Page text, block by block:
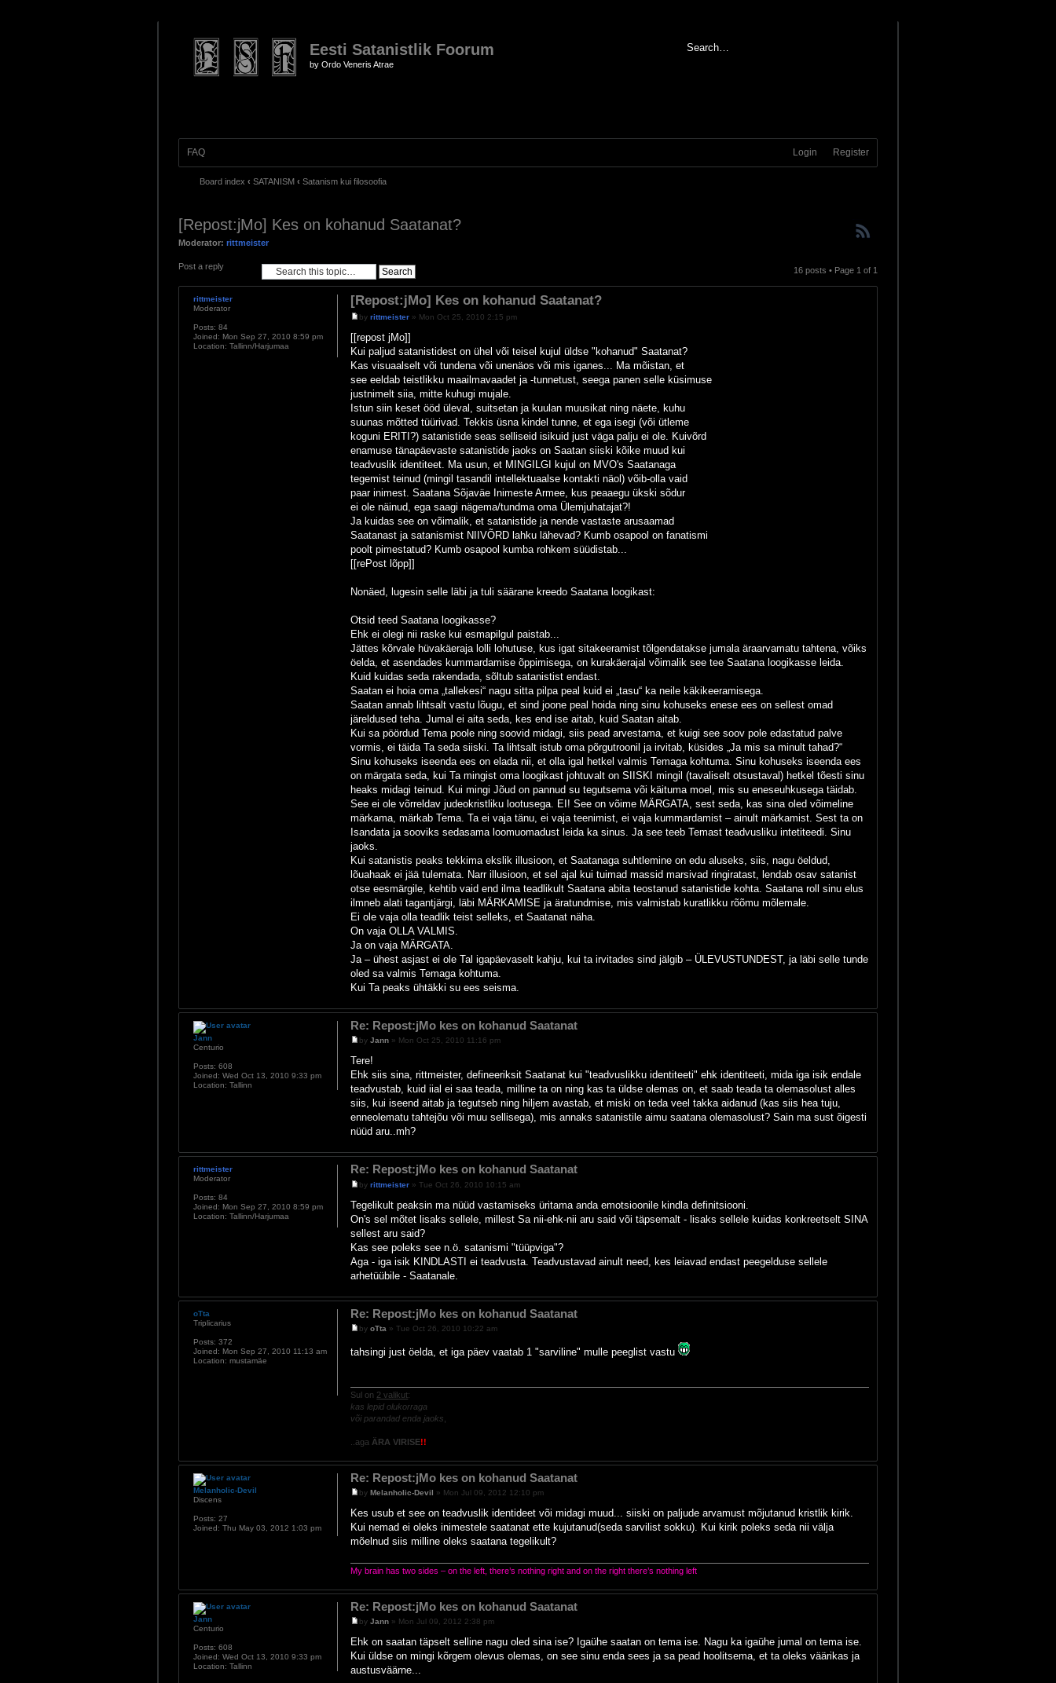
Eesti Satanistlik Foorum
by Ordo Veneris Atrae
FAQ Register
Login
Board index ‹ SATANISM ‹ Satanism kui filosoofia
[Repost:jMo] Kes on kohanud Saatanat?
Moderator: rittmeister
Post a reply 16 posts • Page 1 of 1
[Repost:jMo] Kes on kohanud Saatanat?
byrittmeister » Mon Oct 25, 2010 2:15 pm
[[repost jMo]]
Kui paljud satanistidest on ühel või teisel kujul üldse "kohanud" Saatanat?
Kas visuaalselt või tundena või unenäos või mis iganes... Ma mõistan, et
see eeldab teistlikku maailmavaadet ja -tunnetust, seega panen selle küsimuse
justnimelt siia, mitte kuhugi mujale.
Istun siin keset ööd üleval, suitsetan ja kuulan muusikat ning näete, kuhu
suunas mõtted tüürivad. Tekkis üsna kindel tunne, et ega isegi (või ütleme
koguni ERITI?) satanistide seas selliseid isikuid just väga palju ei ole. Kuivõrd
enamuse tänapäevaste satanistide jaoks on Saatan siiski kõike muud kui
teadvuslik identiteet. Ma usun, et MINGILGI kujul on MVO's Saatanaga
tegemist teinud (mingil tasandil intellektuaalse kontakti näol) võib-olla vaid
paar inimest. Saatana Sõjaväe Inimeste Armee, kus peaaegu ükski sõdur
ei ole näinud, ega saagi nägema/tundma oma Ülemjuhatajat?!
Ja kuidas see on võimalik, et satanistide ja nende vastaste arusaamad
Saatanast ja satanismist NIIVÕRD lahku lähevad? Kumb osapool on fanatismi
poolt pimestatud? Kumb osapool kumba rohkem süüdistab...
[[rePost lõpp]]
Nonäed, lugesin selle läbi ja tuli säärane kreedo Saatana loogikast:
Otsid teed Saatana loogikasse?
Ehk ei olegi nii raske kui esmapilgul paistab...
Jättes kõrvale hüvakäeraja lolli lohutuse, kus igat sitakeeramist tõlgendatakse jumala äraarvamatu tahtena, võiks
öelda, et asendades kummardamise õppimisega, on kurakäerajal võimalik see tee Saatana loogikasse leida.
Kuid kuidas seda rakendada, sõltub satanistist endast.
Saatan ei hoia oma „tallekesi“ nagu sitta pilpa peal kuid ei „tasu“ ka neile käkikeeramisega.
Saatan annab lihtsalt vastu lõugu, et sind joone peal hoida ning sinu kohuseks enese ees on sellest omad
järeldused teha. Jumal ei aita seda, kes end ise aitab, kuid Saatan aitab.
Kui sa pöördud Tema poole ning soovid midagi, siis pead arvestama, et kuigi see soov pole edastatud palve
vormis, ei täida Ta seda siiski. Ta lihtsalt istub oma põrgutroonil ja irvitab, küsides „Ja mis sa minult tahad?“
Sinu kohuseks iseenda ees on elada nii, et olla igal hetkel valmis Temaga kohtuma. Sinu kohuseks iseenda ees
on märgata seda, kui Ta mingist oma loogikast johtuvalt on SIISKI mingil (tavaliselt otsustaval) hetkel tõesti sinu
heaks midagi teinud. Kui mingi Jõud on pannud su tegutsema või käituma moel, mis su eneseuhkusega täidab.
See ei ole võrreldav judeokristliku lootusega. EI! See on võime MÄRGATA, sest seda, kas sina oled võimeline
märkama, märkab Tema. Ta ei vaja tänu, ei vaja teenimist, ei vaja kummardamist – ainult märkamist. Sest ta on
Isandata ja sooviks sedasama loomuomadust leida ka sinus. Ja see teeb Temast teadvusliku intetiteedi. Sinu
jaoks.
Kui satanistis peaks tekkima ekslik illusioon, et Saatanaga suhtlemine on edu aluseks, siis, nagu öeldud,
lõuahaak ei jää tulemata. Narr illusioon, et sel ajal kui tuimad massid marsivad ringiratast, lendab osav satanist
otse eesmärgile, kehtib vaid end ilma teadlikult Saatana abita teostanud satanistide kohta. Saatana roll sinu elus
ilmneb alati tagantjärgi, läbi MÄRKAMISE ja äratundmise, mis valmistab kuratlikku rõõmu mõlemale.
Ei ole vaja olla teadlik teist selleks, et Saatanat näha.
On vaja OLLA VALMIS.
Ja on vaja MÄRGATA.
Ja – ühest asjast ei ole Tal igapäevaselt kahju, kui ta irvitades sind jälgib – ÜLEVUSTUNDEST, ja läbi selle tunde
oled sa valmis Temaga kohtuma.
Kui Ta peaks ühtäkki su ees seisma.
rittmeister
Moderator
Posts: 84
Joined: Mon Sep 27, 2010 8:59 pm
Location: Tallinn/Harjumaa
Re: Repost:jMo kes on kohanud Saatanat
byJann » Mon Oct 25, 2010 11:16 pm
Tere!
Ehk siis sina, rittmeister, defineeriksit Saatanat kui "teadvuslikku identiteeti" ehk identiteeti, mida iga isik endale
teadvustab, kuid iial ei saa teada, milline ta on ning kas ta üldse olemas on, et saab teada ta olemasolust alles
siis, kui iseend aitab ja tegutseb ning hiljem avastab, et miski on teda veel takka aidanud (kas siis hea tuju,
enneolematu tahtejõu või muu sellisega), mis annaks satanistile aimu saatana olemasolust? Sain ma sust õigesti
nüüd aru..mh?
Jann
Centurio
Posts: 608
Joined: Wed Oct 13, 2010 9:33 pm
Location: Tallinn
Re: Repost:jMo kes on kohanud Saatanat
byrittmeister » Tue Oct 26, 2010 10:15 am
Tegelikult peaksin ma nüüd vastamiseks üritama anda emotsioonile kindla definitsiooni.
On's sel mõtet lisaks sellele, millest Sa nii-ehk-nii aru said või täpsemalt - lisaks sellele kuidas konkreetselt SINA
sellest aru said?
Kas see poleks see n.ö. satanismi "tüüpviga"?
Aga - iga isik KINDLASTI ei teadvusta. Teadvustavad ainult need, kes leiavad endast peegelduse sellele
arhetüübile - Saatanale.
rittmeister
Moderator
Posts: 84
Joined: Mon Sep 27, 2010 8:59 pm
Location: Tallinn/Harjumaa
Re: Repost:jMo kes on kohanud Saatanat
byoTta » Tue Oct 26, 2010 10:22 am
tahsingi just öelda, et iga päev vaatab 1 "sarviline" mulle peeglist vastu
Sul on 2 valikut:
kas lepid olukorraga
või parandad enda jaoks
..aga ÄRA VIRISE!!
oTta
Triplicarius
Posts: 372
Joined: Mon Sep 27, 2010 11:13 am
Location: mustamäe
Re: Repost:jMo kes on kohanud Saatanat
byMelanholic-Devil » Mon Jul 09, 2012 12:10 pm
Kes usub et see on teadvuslik identideet või midagi muud... siiski on paljude arvamust mõjutanud kristlik kirik.
Kui nemad ei oleks inimestele saatanat ette kujutanud(seda sarvilist sokku). Kui kirik poleks seda nii välja
mõelnud siis milline oleks saatana tegelikult?
My brain has two sides – on the left, there’s nothing right and on the right there’s nothing left
Melanholic-Devil
Discens
Posts: 27
Joined: Thu May 03, 2012 1:03 pm
Re: Repost:jMo kes on kohanud Saatanat
byJann » Mon Jul 09, 2012 2:38 pm
Ehk on saatan täpselt selline nagu oled sina ise? Igaühe saatan on tema ise. Nagu ka igaühe jumal on tema ise.
Kui üldse on mingi kõrgem olevus olemas, on see sinu enda sees ja sa pead hoolitsema, et ta oleks väärikas ja
austusväärne...
Jann
Centurio
Posts: 608
Joined: Wed Oct 13, 2010 9:33 pm
Location: Tallinn